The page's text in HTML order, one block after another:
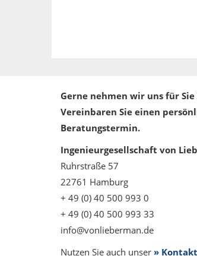
Gerne nehmen wir uns für
Vereinbaren Sie einen
Beratungstermin.
Ingenieurgesellschaft von
Ruhrstraße 57
22761 Hamburg
+ 49 (0) 40 500 993 0
+ 49 (0) 40 500 993 33
info@vonlieberman.de
Nutzen Sie auch unser »